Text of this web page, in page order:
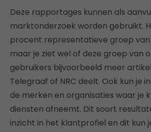
Deze rapportages kunnen als
marktonderzoek worden gebruikt.
procent representatieve groep van
maar je ziet wel of deze groep van
gebruikers bijvoorbeeld meer
Telegraaf of NRC deelt. Ook kun je
de merken en organisaties waar je
diensten afneemt. Dit soort
inzicht in het klantprofiel en dit kun